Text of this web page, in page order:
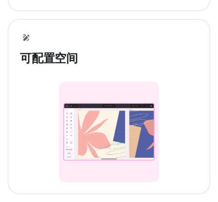
可配置空间